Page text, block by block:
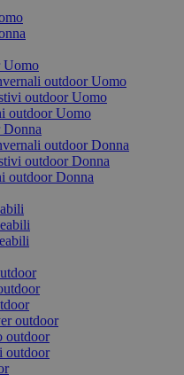
Uomo
outdoor Uomo
outdoor Uomo
outdoor Uomo
Donna
outdoor Donna
outdoor Donna
outdoor Donna
outdoor
outdoor
outdoor